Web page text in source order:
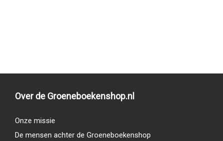
Over de Groeneboekenshop.nl
Onze missie
De mensen achter de Groeneboekenshop